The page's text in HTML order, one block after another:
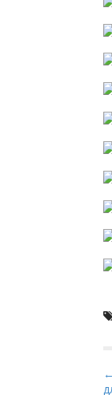
P